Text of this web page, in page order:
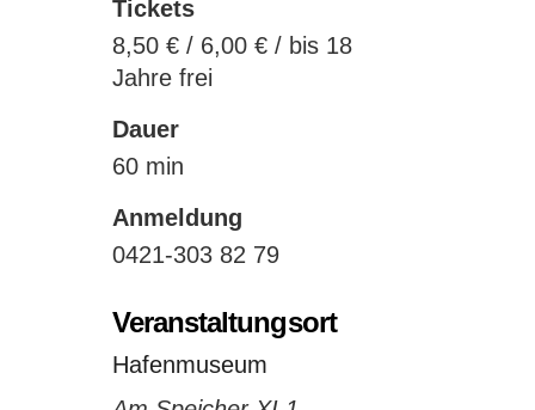
Veranstaltungsort
Hafenmuseum
Tickets
8,50 € / 6,00 € / bis 18
Jahre frei
Dauer
60 min
Anmeldung
0421-303 82 79